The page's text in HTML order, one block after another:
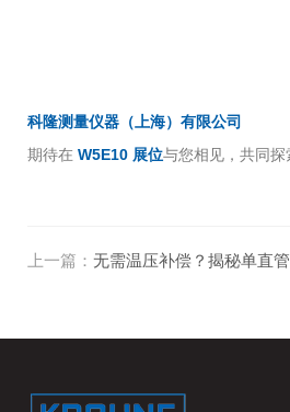
科隆测量仪器（上海）有限公司
期待在 W5E10 展位与您相见，共同探
上一篇： 无需温压补偿？揭秘单直